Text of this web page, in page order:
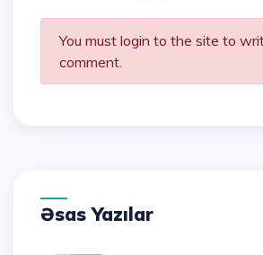
You must login to the site to
comment.
Əsas Yazılar